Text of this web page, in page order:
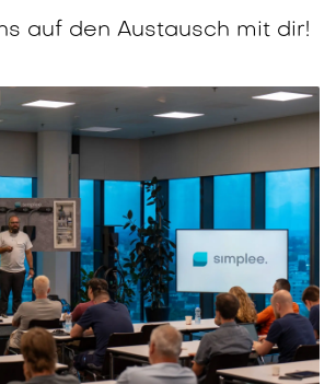
auf den Austausch mit dir!